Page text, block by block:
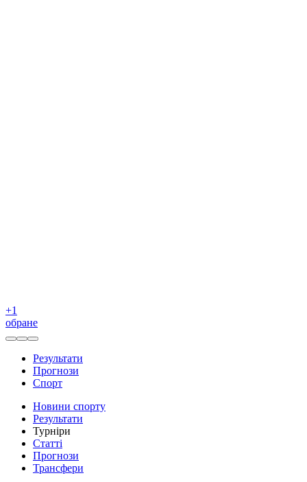
+1
обране
Результати
Прогнози
Спорт
Новини спорту
Результати
Турніри
Статті
Прогнози
Трансфери